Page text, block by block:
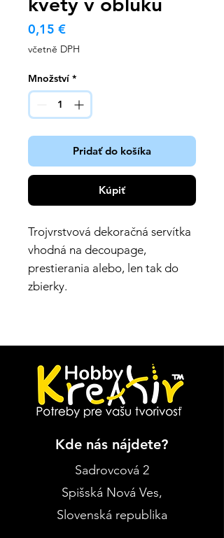
0,15 €Cena
včetně DPH
Množství *
Pridať do košíka
Kúpiť
Trojvrstvová dekoračná servítka
vhodná na decoupage,
prestierania alebo, len tak do
zbierky.
Kde nás nájdete?
Sadrovcová 2
Spišská Nová Ves,
Slovenská republika